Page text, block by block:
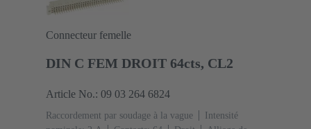
Connecteur femelle
DIN C FEM DROIT 64cts, CL2
Article No.: 09 03 264 6824
Raccordement par soudage à la vague
Intensité